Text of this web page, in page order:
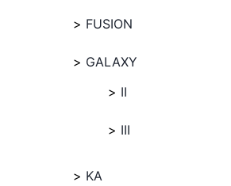
FUSION
GALAXY
II
III
KA